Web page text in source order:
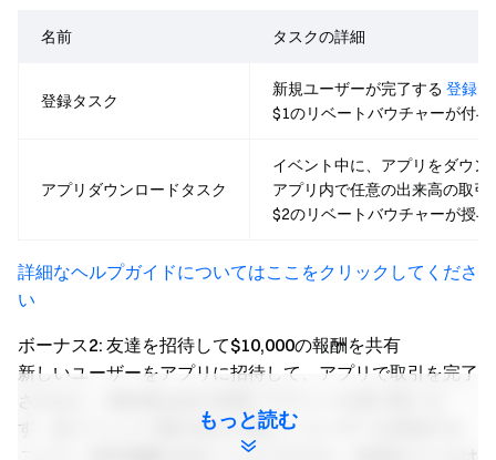
名前 タスクの詳細
登録タスク
新規ユーザーが完了する 登録
$1のリベートバウチャーが付
アプリダウンロードタスク
イベント中に、アプリをダウン
アプリ内で任意の出来高の取
$2のリベートバウチャーが授
詳細なヘルプガイドについてはここをクリックしてくださ
い
ボーナス2: 友達を招待して$10,000の報酬を共有
新しいユーザーをアプリに招待して、アプリで取引を完了
させると、招待者は$2の先物バウチャーを受け取りま
す。各イベントで最大50人の新しいユーザーを招待する
ことで、招待報酬を得ることができます。総賞金プールは
もっと読む